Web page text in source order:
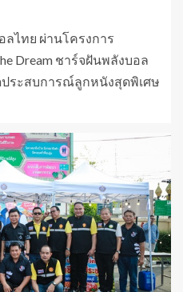
ลไทย ผ่านโครงการ
Dream ชาร์จฝันพลังบอล
ประสบการณ์ลูกหนังสุดพิเศษ